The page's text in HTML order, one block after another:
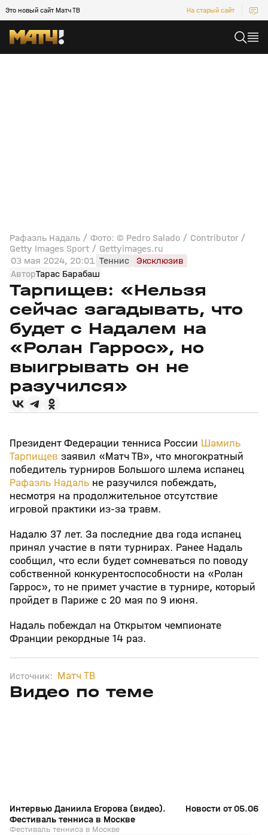
Это новый сайт Матч ТВ На старый сайт
Рафаэль Надаль / Фото: © Pedro Salado / Contributor /
Getty Images Sport / Gettyimages.ru
03 мая 2024, 20:01 Теннис
Эксклюзив
АвторТарас Барабаш
Тарпищев: «Нельзя
сейчас загадывать, что
будет с Надалем на
«Ролан Гаррос», но
выигрывать он не
разучился»
Президент Федерации тенниса России Шамиль
Тарпищев заявил «Матч ТВ», что многократный
победитель турниров Большого шлема испанец
Рафаэль Надаль не разучился побеждать,
несмотря на продолжительное отсутствие
игровой практики из‑за травм.
Надалю 37 лет. За последние два года испанец
принял участие в пяти турнирах. Ранее Надаль
сообщил, что если будет сомневаться по поводу
собственной конкурентоспособности на «Ролан
Гаррос», то не примет участие в турнире, который
пройдет в Париже с 20 мая по 9 июня.
Надаль побеждал на Открытом чемпионате
Франции рекордные 14 раз.
Источник: Матч ТВ
Видео по теме
11 июл, 16:17
Интервью Даниила Егорова (видео).
Фестиваль тенниса в Москве
Фестиваль тенниса в Москве
Новости от